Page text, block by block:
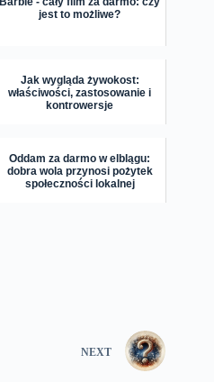
jest to możliwe?
Jak wygląda żywokost:
właściwości, zastosowanie i
kontrowersje
Oddam za darmo w elblągu:
dobra wola przynosi pożytek
społeczności lokalnej
NEXT